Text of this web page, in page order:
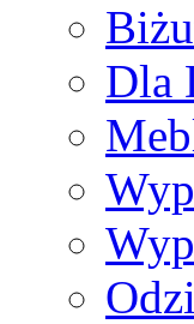
Dla